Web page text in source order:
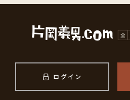
ログイン